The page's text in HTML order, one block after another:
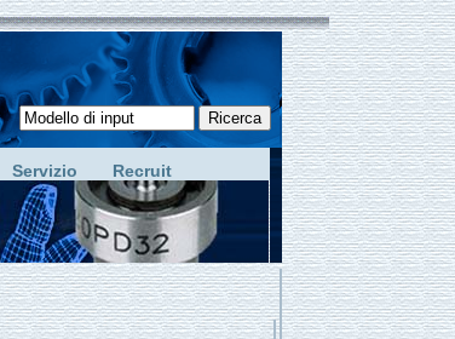
Servizio Recruit